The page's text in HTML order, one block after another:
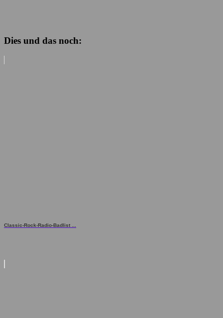
Dies und das noch:
Classic-Rock-Radio-Badlist ...